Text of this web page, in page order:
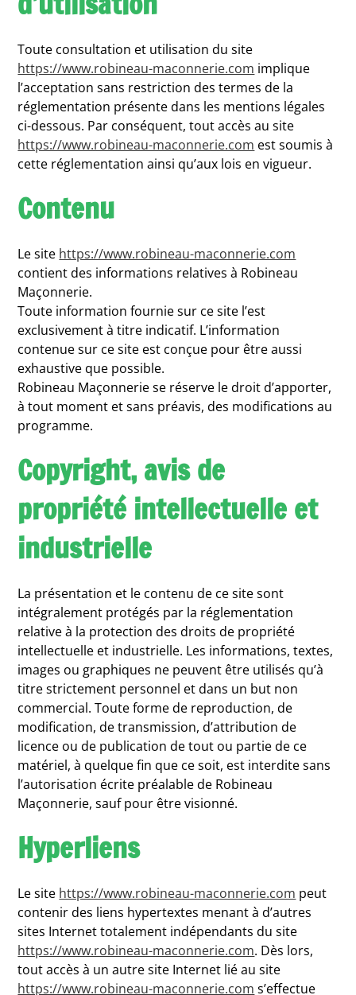
Toute consultation et utilisation du site
https://www.robineau-maconnerie.com implique
l’acceptation sans restriction des termes de la
réglementation présente dans les mentions légales
ci-dessous. Par conséquent, tout accès au site
https://www.robineau-maconnerie.com est soumis à
cette réglementation ainsi qu’aux lois en vigueur.
Contenu
Le site https://www.robineau-maconnerie.com
contient des informations relatives à Robineau
Maçonnerie.
Toute information fournie sur ce site l’est
exclusivement à titre indicatif. L’information
contenue sur ce site est conçue pour être aussi
exhaustive que possible.
Robineau Maçonnerie se réserve le droit d’apporter,
à tout moment et sans préavis, des modifications au
programme.
Copyright, avis de
propriété intellectuelle et
industrielle
La présentation et le contenu de ce site sont
intégralement protégés par la réglementation
relative à la protection des droits de propriété
intellectuelle et industrielle. Les informations, textes,
images ou graphiques ne peuvent être utilisés qu’à
titre strictement personnel et dans un but non
commercial. Toute forme de reproduction, de
modification, de transmission, d’attribution de
licence ou de publication de tout ou partie de ce
matériel, à quelque fin que ce soit, est interdite sans
l’autorisation écrite préalable de Robineau
Maçonnerie, sauf pour être visionné.
Hyperliens
Le site https://www.robineau-maconnerie.com peut
contenir des liens hypertextes menant à d’autres
sites Internet totalement indépendants du site
https://www.robineau-maconnerie.com. Dès lors,
tout accès à un autre site Internet lié au site
https://www.robineau-maconnerie.com s’effectue